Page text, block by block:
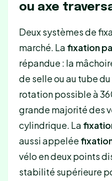
ou axe
Deux systèmes de
marché. La fixation
répandue : la
de selle ou au tube
rotation possible à
grande majorité des
cylindrique. La
aussi appelée
vélo en deux points
stabilité supérieure